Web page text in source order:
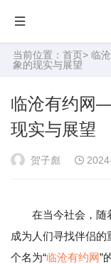
当前位置： 首页> 临
象的现实与展望
临沧有约网
现实与展望
贺子彪
在当今社会，随
成为人们寻找伴侣的
个名为“临沧有约网”